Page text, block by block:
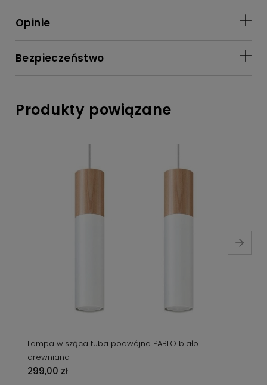
Opinie
Bezpieczeństwo
Produkty powiązane
Lampa wisząca tuba podwójna PABLO biało
drewniana
299,00 zł